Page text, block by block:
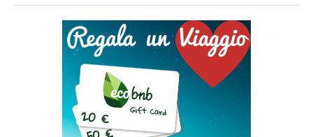
Economy necessarie per sconfiggere l’inquinamento dell’aria.
Ormai da troppo tempo si sa che le nostre attività quotidiane,
anche le più semplici e scontate, hanno un notevole impatto
sull’ambiente in cui viviamo. […]